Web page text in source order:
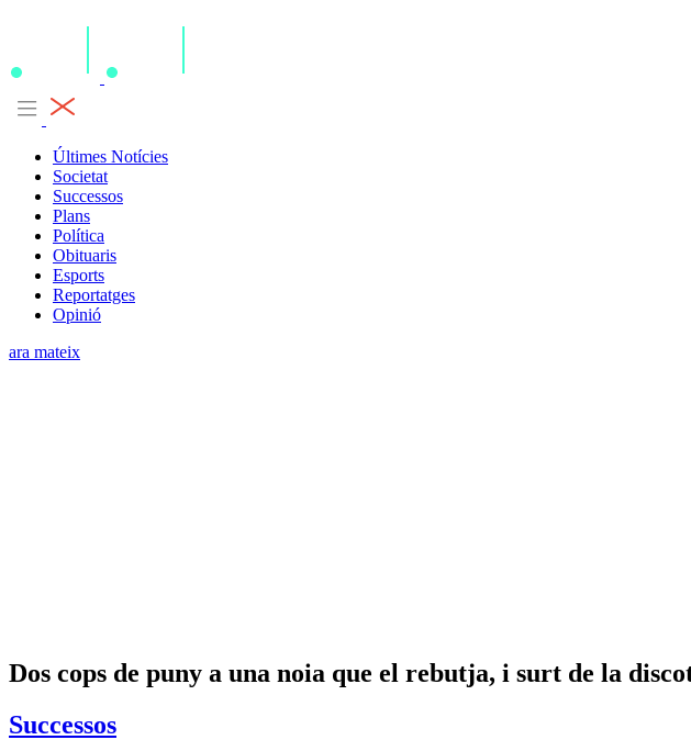
Últimes Notícies
Societat
Successos
Plans
Política
Obituaris
Esports
Reportatges
Opinió
ara mateix
Dos cops de puny a una noia que el rebutja, i surt de la
Successos